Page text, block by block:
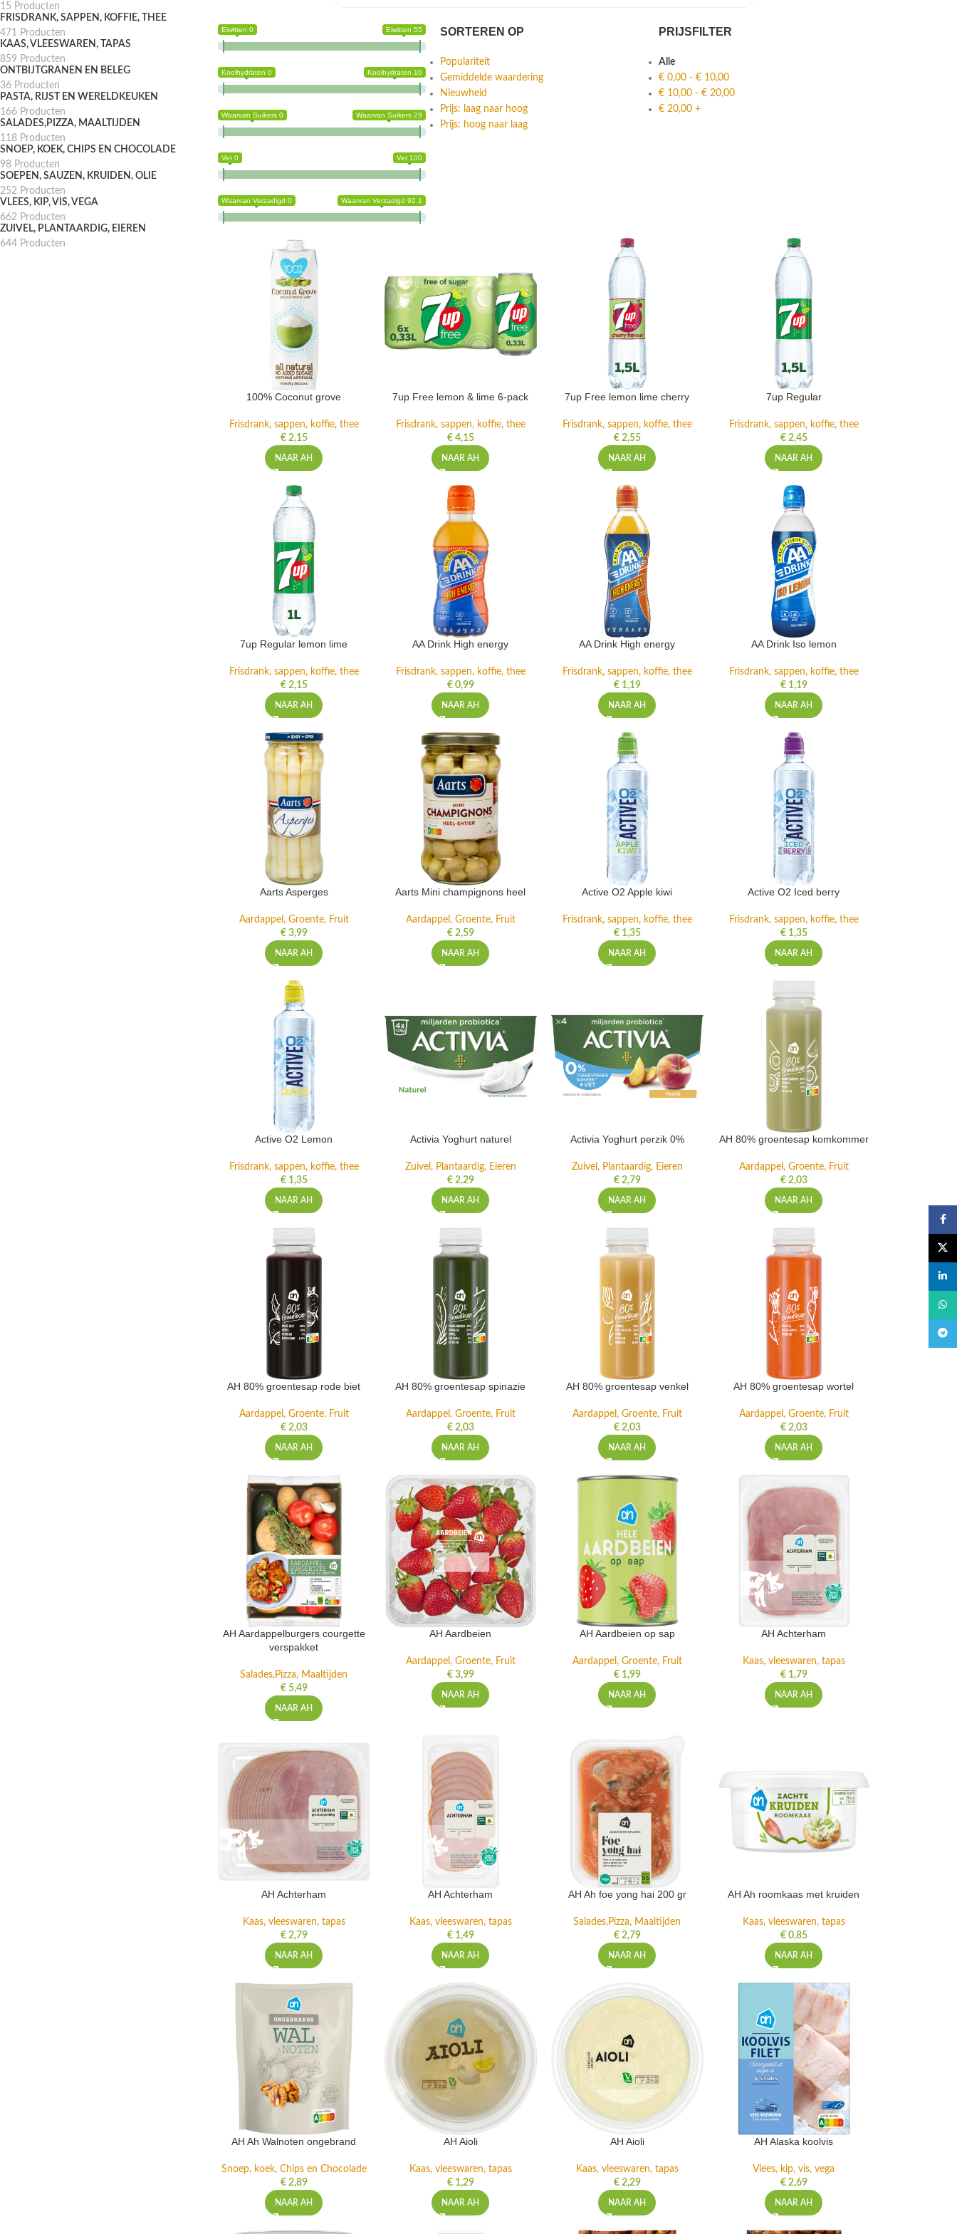
15 Producten
FRISDRANK, SAPPEN, KOFFIE, THEE
471 Producten
KAAS, VLEESWAREN, TAPAS
859 Producten
ONTBIJTGRANEN EN BELEG
36 Producten
PASTA, RIJST EN WERELDKEUKEN
166 Producten
SALADES,PIZZA, MAALTIJDEN
118 Producten
SNOEP, KOEK, CHIPS EN CHOCOLADE
98 Producten
SOEPEN, SAUZEN, KRUIDEN, OLIE
252 Producten
VLEES, KIP, VIS, VEGA
662 Producten
ZUIVEL, PLANTAARDIG, EIEREN
644 Producten
Eiwitten 0 Eiwitten 55
Koolhydraten 0 Koolhydraten 10
Waarvan Suikers 0 Waarvan Suikers 29
Vet 0 Vet 100
Waarvan Verzadigd 0 Waarvan Verzadigd 92.1
SORTEREN OP
Populariteit
Gemiddelde waardering
Nieuwheid
Prijs: laag naar hoog
Prijs: hoog naar laag
PRIJSFILTER
Alle
€0,00- €10,00
€10,00- €20,00
€20,00+
100% Coconut grove
Frisdrank, sappen, koffie, thee
€2,15
NAAR AH
7up Free lemon & lime 6-pack
Frisdrank, sappen, koffie, thee
€4,15
NAAR AH
7up Free lemon lime cherry
Frisdrank, sappen, koffie, thee
€2,55
NAAR AH
7up Regular
Frisdrank, sappen, koffie, thee
€2,45
NAAR AH
7up Regular lemon lime
Frisdrank, sappen, koffie, thee
€2,15
NAAR AH
AA Drink High energy
Frisdrank, sappen, koffie, thee
€0,99
NAAR AH
AA Drink High energy
Frisdrank, sappen, koffie, thee
€1,19
NAAR AH
AA Drink Iso lemon
Frisdrank, sappen, koffie, thee
€1,19
NAAR AH
Aarts Asperges
Aardappel, Groente, Fruit
€3,99
NAAR AH
Aarts Mini champignons heel
Aardappel, Groente, Fruit
€2,59
NAAR AH
Active O2 Apple kiwi
Frisdrank, sappen, koffie, thee
€1,35
NAAR AH
Active O2 Iced berry
Frisdrank, sappen, koffie, thee
€1,35
NAAR AH
Active O2 Lemon
Frisdrank, sappen, koffie, thee
€1,35
NAAR AH
Activia Yoghurt naturel
Zuivel, Plantaardig, Eieren
€2,29
NAAR AH
Activia Yoghurt perzik 0%
Zuivel, Plantaardig, Eieren
€2,79
NAAR AH
AH 80% groentesap komkommer
Aardappel, Groente, Fruit
€2,03
NAAR AH
AH 80% groentesap rode biet
Aardappel, Groente, Fruit
€2,03
NAAR AH
AH 80% groentesap spinazie
Aardappel, Groente, Fruit
€2,03
NAAR AH
AH 80% groentesap venkel
Aardappel, Groente, Fruit
€2,03
NAAR AH
AH 80% groentesap wortel
Aardappel, Groente, Fruit
€2,03
NAAR AH
AH Aardappelburgers courgette
verspakket
Salades,Pizza, Maaltijden
€5,49
NAAR AH
AH Aardbeien
Aardappel, Groente, Fruit
€3,99
NAAR AH
AH Aardbeien op sap
Aardappel, Groente, Fruit
€1,99
NAAR AH
AH Achterham
Kaas, vleeswaren, tapas
€1,79
NAAR AH
AH Achterham
Kaas, vleeswaren, tapas
€2,79
NAAR AH
AH Achterham
Kaas, vleeswaren, tapas
€1,49
NAAR AH
AH Ah foe yong hai 200 gr
Salades,Pizza, Maaltijden
€2,79
NAAR AH
AH Ah roomkaas met kruiden
Kaas, vleeswaren, tapas
€0,85
NAAR AH
AH Ah Walnoten ongebrand
Snoep, koek, Chips en Chocolade
€2,89
NAAR AH
AH Aioli
Kaas, vleeswaren, tapas
€1,29
NAAR AH
AH Aioli
Kaas, vleeswaren, tapas
€2,29
NAAR AH
AH Alaska koolvis
Vlees, kip, vis, vega
€2,69
NAAR AH